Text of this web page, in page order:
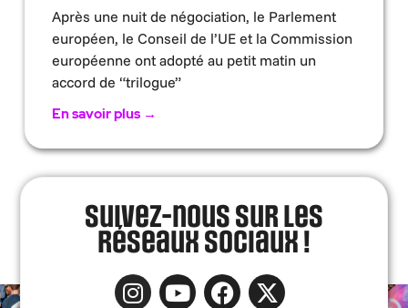
Après une nuit de négociation, le Parlement
européen, le Conseil de l’UE et la Commission
européenne ont adopté au petit matin un
accord de “trilogue”
En savoir plus →
Suivez-nous sur les
réseaux sociaux !